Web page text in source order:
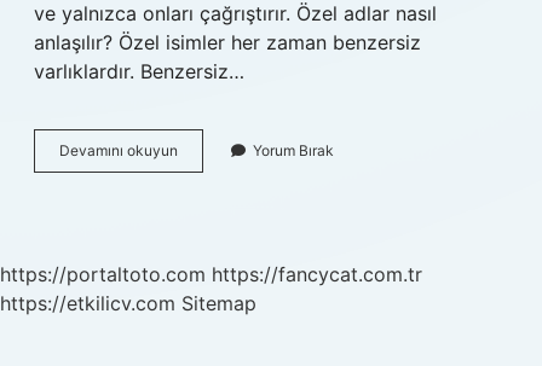
ve yalnızca onları çağrıştırır. Özel adlar nasıl
anlaşılır? Özel isimler her zaman benzersiz
varlıklardır. Benzersiz…
Devamını okuyun
Özel
Mıdır
Yorum Bırak
https://portaltoto.com https://fancycat.com.tr
https://etkilicv.com Sitemap